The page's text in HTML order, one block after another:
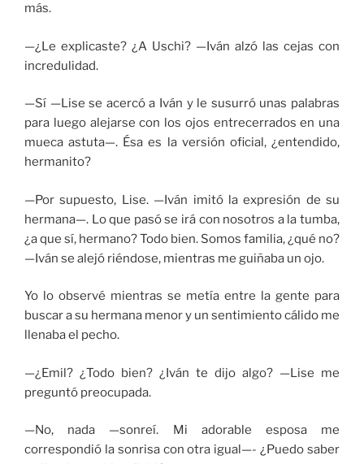
más.
—¿Le explicaste? ¿A Uschi? —Iván alzó las cejas con
incredulidad.
—Sí —Lise se acercó a Iván y le susurró unas palabras
para luego alejarse con los ojos entrecerrados en una
mueca astuta—. Ésa es la versión oficial, ¿entendido,
hermanito?
—Por supuesto, Lise. —Iván imitó la expresión de su
hermana—. Lo que pasó se irá con nosotros a la tumba,
¿a que sí, hermano? Todo bien. Somos familia, ¿qué no?
—Iván se alejó riéndose, mientras me guiñaba un ojo.
Yo lo observé mientras se metía entre la gente para
buscar a su hermana menor y un sentimiento cálido me
llenaba el pecho.
—¿Emil? ¿Todo bien? ¿Iván te dijo algo? —Lise me
preguntó preocupada.
—No, nada —sonreí. Mi adorable esposa me
correspondió la sonrisa con otra igual—- ¿Puedo saber